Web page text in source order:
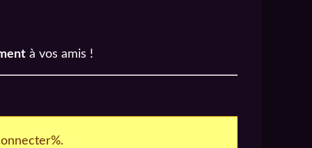
à vos amis !